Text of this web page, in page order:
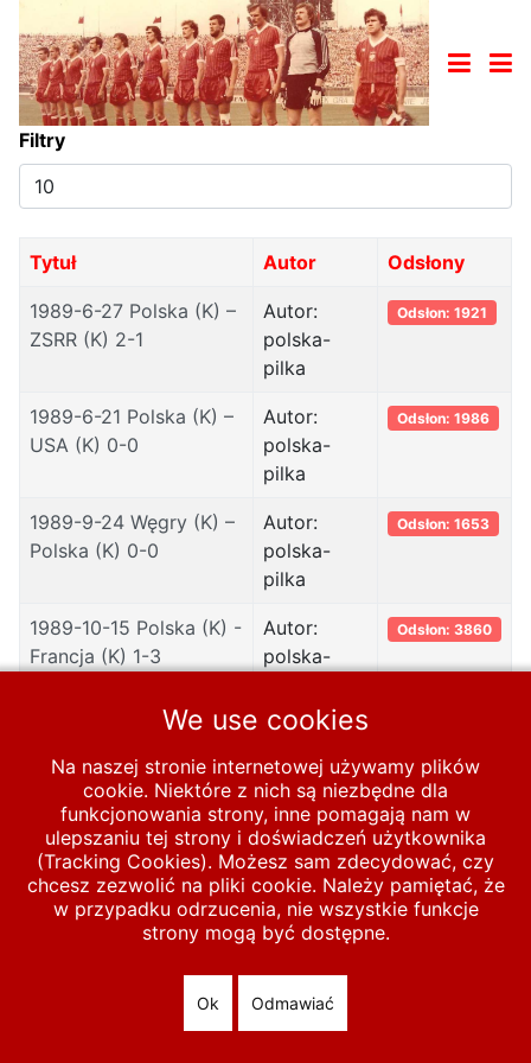
Filtry
Pokaż
#
Tytuł Autor Odsłony
1989-6-27 Polska (K) –
ZSRR (K) 2-1
Autor:
polska-
pilka
Odsłon: 1921
1989-6-21 Polska (K) –
USA (K) 0-0
Autor:
polska-
pilka
Odsłon: 1986
1989-9-24 Węgry (K) –
Polska (K) 0-0
Autor:
polska-
pilka
Odsłon: 1653
1989-10-15 Polska (K) -
Francja (K) 1-3
Autor:
polska-
Odsłon: 3860
1989-10-22 Szwecja
(K) – Polska (K) 4-1
Autor:
polska-
pilka
Start KOBIETY Polska A 1981-1990 1989
© 2026 polska-pilka.pl|Tanie strony internetowe
We use cookies
Na naszej stronie internetowej używamy plików
cookie. Niektóre z nich są niezbędne dla
funkcjonowania strony, inne pomagają nam w
ulepszaniu tej strony i doświadczeń użytkownika
(Tracking Cookies). Możesz sam zdecydować, czy
chcesz zezwolić na pliki cookie. Należy pamiętać, że
w przypadku odrzucenia, nie wszystkie funkcje
strony mogą być dostępne.
Ok Odmawiać